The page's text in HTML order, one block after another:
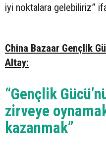
iyi noktalara gelebiliriz”
China Bazaar Gençlik
Altay:
“Gençlik
zirveye
kazanmak”